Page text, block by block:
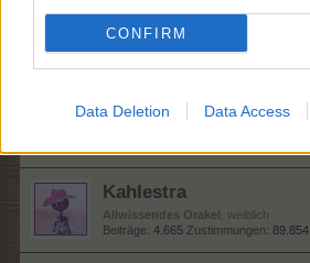
CONFIRM
Data Deletion Data Access
Quark0815
wert1965
Kahlestra
Allwissendes Orakel , weiblich
Beiträge: 4.665 Zustimmungen: 89.854